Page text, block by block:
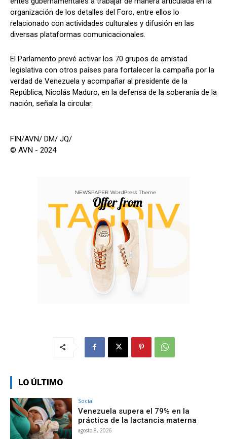
organización de los detalles del Foro, entre ellos lo
relacionado con actividades culturales y difusión en las
diversas plataformas comunicacionales.
El Parlamento prevé activar los 70 grupos de amistad
legislativa con otros países para fortalecer la campaña por la
verdad de Venezuela y acompañar al presidente de la
República, Nicolás Maduro, en la defensa de la soberanía de la
nación, señala la circular.
FIN/AVN/ DM/ JQ/
© AVN - 2024
LO ÚLTIMO
Social
Venezuela supera el 79% en la
práctica de la lactancia materna
agosto 8, 2026